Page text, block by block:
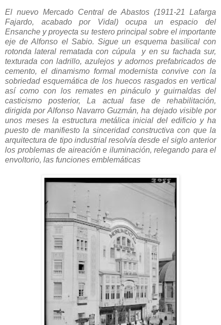
El nuevo Mercado Central de Abastos (1911-21 Lafarga
Fajardo, acabado por Vidal) ocupa un espacio del
Ensanche y proyecta su testero principal sobre el importante
eje de Alfonso el Sabio. Sigue un esquema basilical con
rotonda lateral rematada con cúpula y en su fachada sur,
texturada con ladrillo, azulejos y adornos prefabricados de
cemento, el dinamismo formal modernista convive con la
sobriedad esquemática de los huecos rasgados en vertical
así como con los remates en pináculo y guirnaldas del
casticismo posterior, La actual fase de rehabilitación,
dirigida por Alfonso Navarro Guzmán, ha dejado visible por
unos meses la estructura metálica inicial del edificio y ha
puesto de manifiesto la sinceridad constructiva con que la
arquitectura de tipo industrial resolvía desde el siglo anterior
los problemas de aireación e iluminación, relegando para el
envoltorio, las funciones emblemáticas